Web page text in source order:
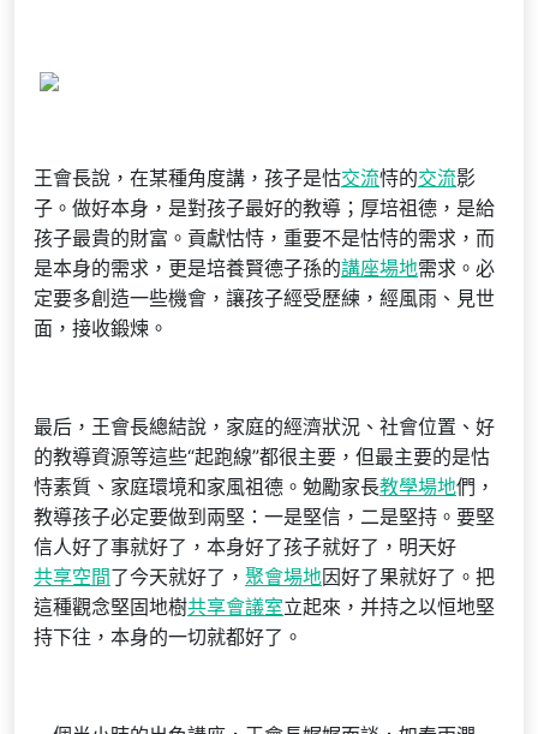
王會長說，在某種角度講，孩子是怙交流恃的交流影
子。做好本身，是對孩子最好的教導；厚培祖德，是給
孩子最貴的財富。貢獻怙恃，重要不是怙恃的需求，而
是本身的需求，更是培養賢德子孫的講座場地需求。必
定要多創造一些機會，讓孩子經受歷練，經風雨、見世
面，接收鍛煉。
最后，王會長總結說，家庭的經濟狀況、社會位置、好
的教導資源等這些“起跑線”都很主要，但最主要的是怙
恃素質、家庭環境和家風祖德。勉勵家長教學場地們，
教導孩子必定要做到兩堅：一是堅信，二是堅持。要堅
信人好了事就好了，本身好了孩子就好了，明天好
共享空間了今天就好了， 聚會場地因好了果就好了。把
這種觀念堅固地樹共享會議室立起來，并持之以恒地堅
持下往，本身的一切就都好了。